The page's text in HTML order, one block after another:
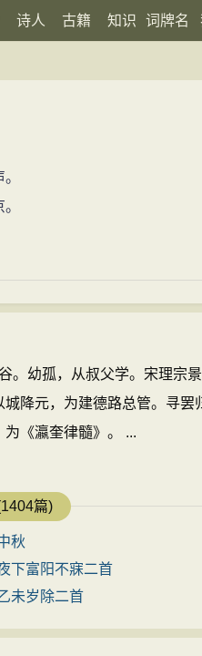
诗人 古籍 知识 词牌名
。幼孤，从叔父学。宋理宗
降元，为建德路总管。寻罢
《瀛奎律髓》。 ...
篇)
秋
下富阳不寐二首
未岁除二首